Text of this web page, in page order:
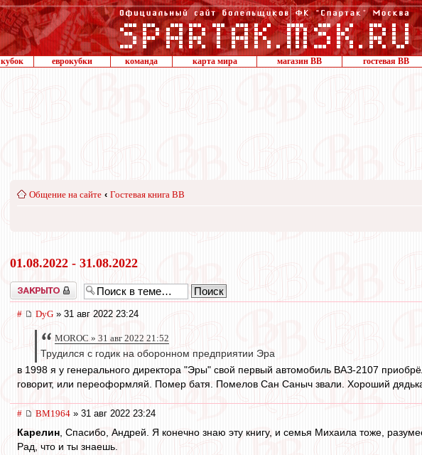
кубок еврокубки команда карта мира магазин ВВ гостевая ВВ
Общение на сайте ‹ Гостевая книга ВВ
01.08.2022 - 31.08.2022
Закрыто
# DyG » 31 авг 2022 23:24
MOROC » 31 авг 2022 21:52
Трудился с годик на оборонном предприятии Эра
в 1998 я у генерального директора "Эры" свой первый автомобиль ВАЗ-2107
говорит, или переоформляй. Помер батя. Помелов Сан Саныч звали. Хороший
# BM1964 » 31 авг 2022 23:24
Карелин , Спасибо, Андрей. Я конечно знаю эту книгу, и семья Михаила тоже,
Рад, что и ты знаешь.